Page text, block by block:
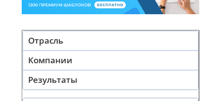
Отрасль
Компании
Результаты